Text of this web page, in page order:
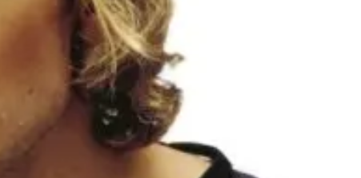
w3404C
Rab sapka
Fekete-fehér csíkos textil rab sapka jelmezekhez.